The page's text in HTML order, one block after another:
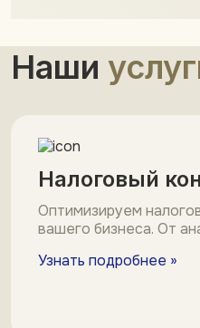
Наши
Налоговый
Оптимизируем
вашего бизнеса. От
Узнать подробнее »